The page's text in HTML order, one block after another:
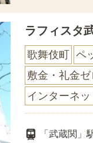
ラフィスタ
歌舞伎町
ペ
敷金・礼金ゼ
インターネ
「武蔵関